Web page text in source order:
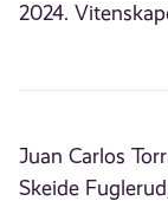
2024.
Juan Carlos
Skeide